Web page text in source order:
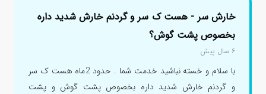
خارش سر - هست ک سر و گردنم خارش شدید داره
بخصوص پشت گوش؟
۶ سال پیش
با سلام و خسته نباشید خدمت شما . حدود 2ماه هست ک سر
و گردنم خارش شدید داره بخصوص پشت گوش و پشت